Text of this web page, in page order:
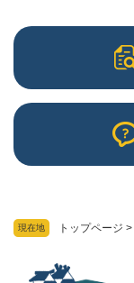
現在地 トップページ >